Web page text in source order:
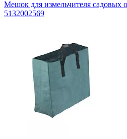
Мешок для измельчителя садовых
5132002569